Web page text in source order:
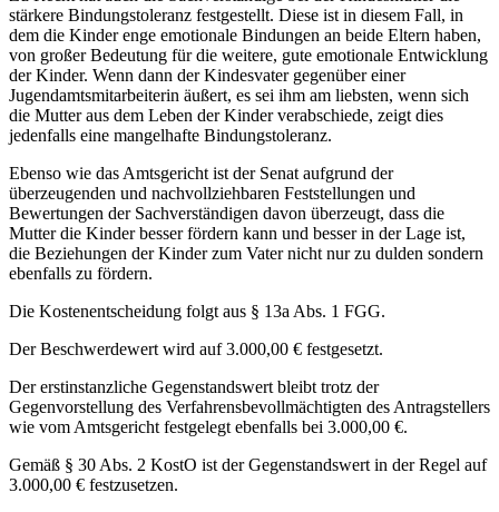
stärkere Bindungstoleranz festgestellt. Diese ist in diesem Fall, in
dem die Kinder enge emotionale Bindungen an beide Eltern haben,
von großer Bedeutung für die weitere, gute emotionale Entwicklung
der Kinder. Wenn dann der Kindesvater gegenüber einer
Jugendamtsmitarbeiterin äußert, es sei ihm am liebsten, wenn sich
die Mutter aus dem Leben der Kinder verabschiede, zeigt dies
jedenfalls eine mangelhafte Bindungstoleranz.
Ebenso wie das Amtsgericht ist der Senat aufgrund der
überzeugenden und nachvollziehbaren Feststellungen und
Bewertungen der Sachverständigen davon überzeugt, dass die
Mutter die Kinder besser fördern kann und besser in der Lage ist,
die Beziehungen der Kinder zum Vater nicht nur zu dulden sondern
ebenfalls zu fördern.
Die Kostenentscheidung folgt aus § 13a Abs. 1 FGG.
Der Beschwerdewert wird auf 3.000,00 € festgesetzt.
Der erstinstanzliche Gegenstandswert bleibt trotz der
Gegenvorstellung des Verfahrensbevollmächtigten des Antragstellers
wie vom Amtsgericht festgelegt ebenfalls bei 3.000,00 €.
Gemäß § 30 Abs. 2 KostO ist der Gegenstandswert in der Regel auf
3.000,00 € festzusetzen.